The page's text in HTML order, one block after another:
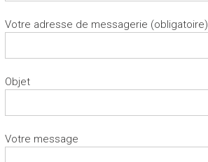
Votre adresse de messagerie (obligatoire)
Objet
Votre message